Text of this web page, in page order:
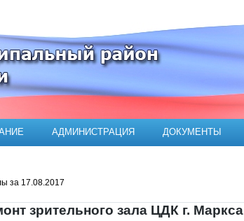
района
АДМИНИСТРАЦИЯ ДОКУМЕНТЫ
за 17.08.2017
зрительного зала ЦДК г. Маркса